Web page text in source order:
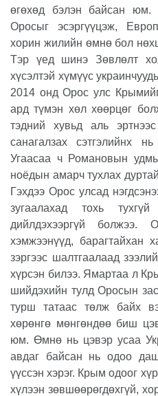
өгөхөд бэлэн байсан юм.
Оросыг эсэргүүцэж,
хорин жилийн өмнө бол
Тэр үед шинэ Зөвлөлт
хүсэлтэй хүмүүс
2014 онд Орос улс
ард түмэн хөл хөөрцөг
тэдний хувьд аль
санагалзах сэтгэлийнх
Угаасаа ч Романовын
ноёдын амарч тухлах
Гэхдээ Орос улсад
зугаалахад тохь
дийлдэхээргүй
хэмжээнүүд, барагтайхан
зэргээс шалтгаалаад
хүрсэн билээ. Ямартаа л
шийдэхийн тулд Оросын
турш татаас төлж байх
хөрөнгө мөнгөндөө биш
юм. Өмнө нь цэвэр усаа
авдаг байсан нь одоо
үүссэн хэрэг. Крым одоог
хүлээн зөвшөөрөгдөхгүй,